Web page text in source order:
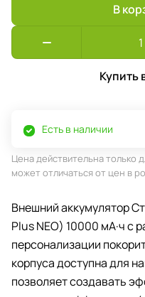
В
Купить
Есть в наличии
Цена действительна только
может отличаться от цен в
Внешний аккумулятор
Plus NEO) 10000 мА·ч с
персонализации
корпуса доступна для
позволяет создавать